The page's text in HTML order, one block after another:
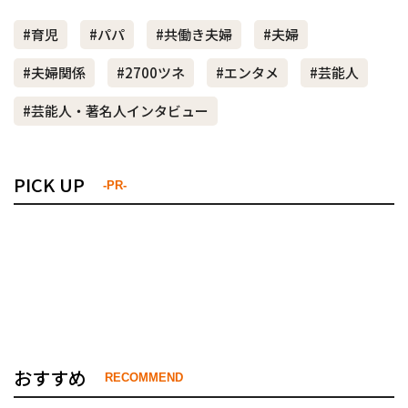
#育児 #パパ #共働き夫婦
#夫婦
#夫婦関係
#2700ツネ #エンタメ
#芸能人
#芸能人・著名人インタビュー
PICK UP -PR-
おすすめ RECOMMEND